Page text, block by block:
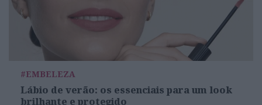
#EMBELEZA
Lábio de verão: os essenciais para um look
brilhante e protegido